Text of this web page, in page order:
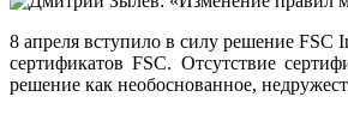
8 апреля вступило в силу решение FSC
сертификатов FSC. Отсутствие
решение как необоснованное,